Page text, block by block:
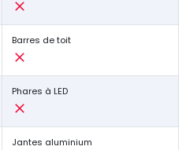
Barres de toit
Phares à LED
Jantes aluminium